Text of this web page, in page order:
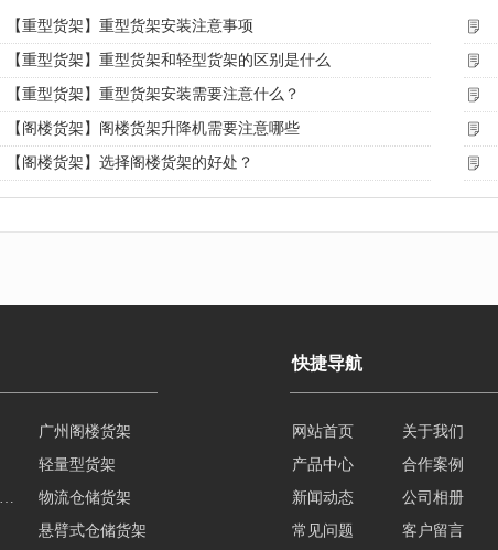
【重型货架】重型货架安装注意事项
【重型货架】重型货架和轻型货架的区别是什么
【重型货架】重型货架安装需要注意什么？
【阁楼货架】阁楼货架升降机需要注意哪些
【阁楼货架】选择阁楼货架的好处？
轻量型货架
物流仓储货架
悬臂式仓储货架
轻型仓储货架
快捷导航
网站首页
关于我们
产品中心
合作案例
新闻动态
公司相册
常见问题
客户留言